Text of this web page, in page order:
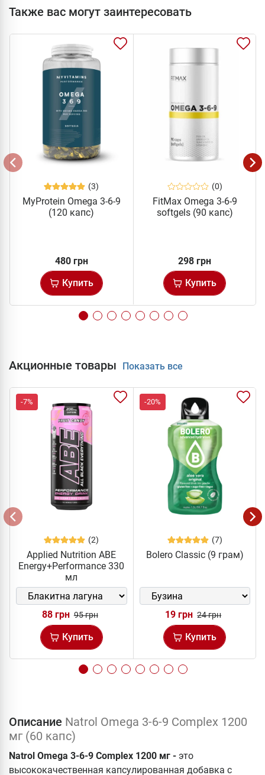
Также вас могут заинтересовать
(3)
MyProtein Omega 3-6-9
(120 капс)
480 грн
Купить
(0)
FitMax Omega 3-6-9
softgels (90 капс)
298 грн
Купить
Акционные товары Показать все
-7%
(2)
Applied Nutrition ABE
Energy+Performance 330
мл
88 грн 95 грн
Купить
-20%
(7)
Bolero Classic (9 грам)
19 грн 24 грн
Купить
Описание Natrol Omega 3-6-9 Complex 1200
мг (60 капс)
Natrol Omega 3-6-9 Complex 1200 мг - это
высококачественная капсулированная добавка с